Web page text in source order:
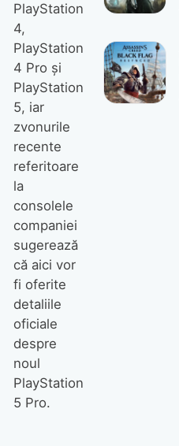
PlayStation
4,
PlayStation
4 Pro și
PlayStation
5, iar
zvonurile
recente
referitoare
la
consolele
companiei
sugerează
că aici vor
fi oferite
detaliile
oficiale
despre
noul
PlayStation
5 Pro.